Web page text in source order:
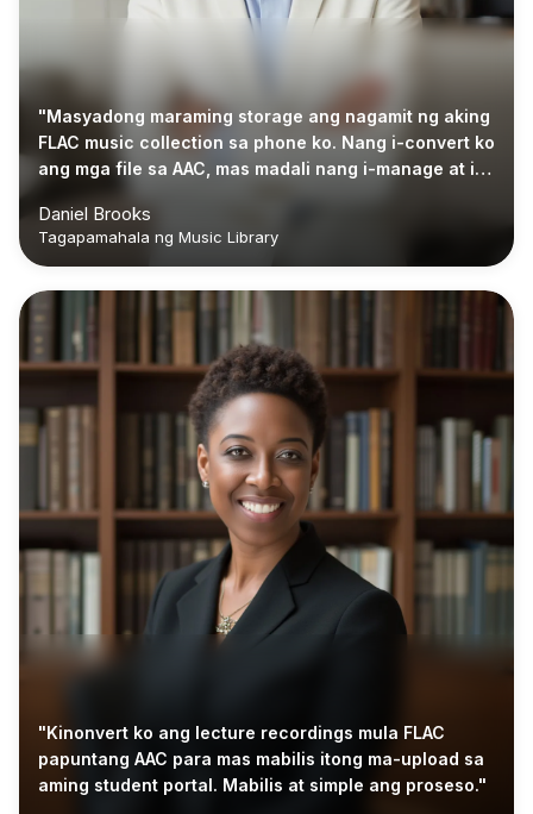
"Masyadong maraming storage ang nagamit ng aking
FLAC music collection sa phone ko. Nang i-convert ko
ang mga file sa AAC, mas madali nang i-manage at i-
Daniel Brooks
Tagapamahala ng Music Library
"Kinonvert ko ang lecture recordings mula FLAC
papuntang AAC para mas mabilis itong ma-upload sa
aming student portal. Mabilis at simple ang proseso."